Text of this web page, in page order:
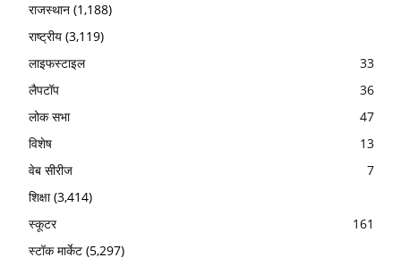
राजस्थान (1,188)
राष्ट्रीय (3,119)
लाइफस्टाइल
33
लैपटॉप
36
लोक सभा
47
विशेष
13
वेब सीरीज
7
शिक्षा(3,414)
स्कूटर
161
स्टॉक मार्केट (5,297)